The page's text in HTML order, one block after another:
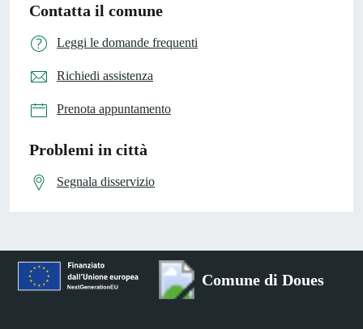
Contatta il comune
Leggi le domande frequenti
Richiedi assistenza
Prenota appuntamento
Problemi in città
Segnala disservizio
Comune di Doues